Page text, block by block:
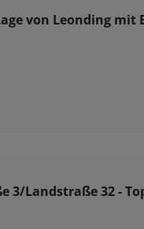
von Leonding mit
3/Landstraße 32 -